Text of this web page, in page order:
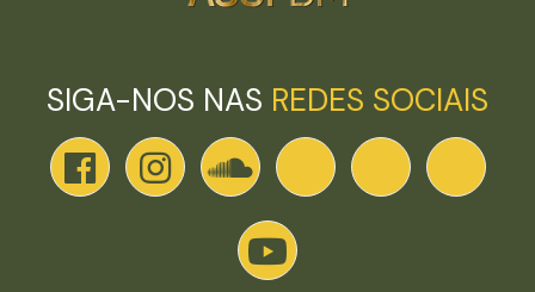
SIGA-NOS NAS REDES SOCIAIS